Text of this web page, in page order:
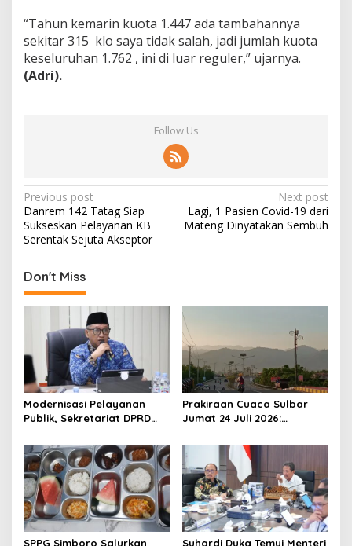
“Tahun kemarin kuota 1.447 ada tambahannya
sekitar 315 klo saya tidak salah, jadi jumlah kuota
keseluruhan 1.762 , ini di luar reguler,” ujarnya.
(Adri).
Follow Us
P
o
s
t
n
a
i
g
a
t
i
o
n
Previous post
Danrem 142 Tatag Siap
Sukseskan Pelayanan KB
Serentak Sejuta Akseptor
Next post
Lagi, 1 Pasien Covid-19 dari
Mateng Dinyatakan Sembuh
Don't Miss
Modernisasi Pelayanan
Publik, Sekretariat DPRD
Luncurkan Aplikasi SIPAKDE
Prakiraan Cuaca Sulbar
Jumat 24 Juli 2026:
Daerah Pesisir Cerah
SPPG Simboro Salurkan Suhardi Duka Temui Menteri